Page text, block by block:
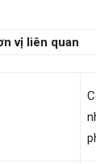
vị liên quan